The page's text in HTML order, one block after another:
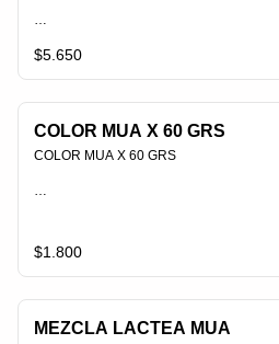
$5.650
COLOR MUA X 60 GRS
COLOR MUA X 60 GRS
PLU 006548
$1.800
MEZCLA LACTEA MUA